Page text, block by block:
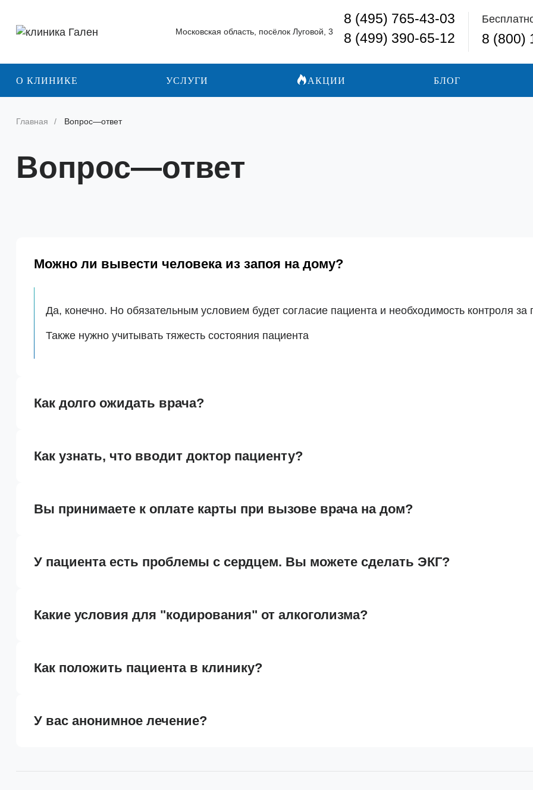
Московская область, посёлок Луговой, 3
8 (495) 765-43-03
8 (499) 390-65-12
8 (800)
О КЛИНИКЕ УСЛУГИ АКЦИИ БЛОГ
Главная Вопрос—ответ
Вопрос—ответ
Можно ли вывести человека из запоя на дому?
Да, конечно. Но обязательным условием будет согласие пациента и необходимость контроля за
Также нужно учитывать тяжесть состояния пациента
Как долго ожидать врача?
Как узнать, что вводит доктор пациенту?
Вы принимаете к оплате карты при вызове врача на дом?
У пациента есть проблемы с сердцем. Вы можете сделать ЭКГ?
Какие условия для "кодирования" от алкоголизма?
Как положить пациента в клинику?
У вас анонимное лечение?